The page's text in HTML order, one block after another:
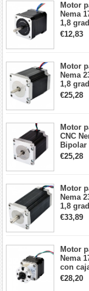
Motor
Nema
1,8
2A
cables
€12,83
Motor
Nema
1,8
2,8 A
€25,28
Motor
CNC
Bipolar
1,9 Nm
€25,28
Motor
Nema
1,8
4,2A
motor
€33,89
Motor
Nema
con
5:1
€28,20